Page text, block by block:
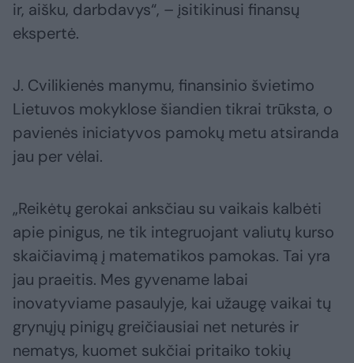
ir, aišku, darbdavys“, – įsitikinusi finansų
ekspertė.
J. Cvilikienės manymu, finansinio švietimo
Lietuvos mokyklose šiandien tikrai trūksta, o
pavienės iniciatyvos pamokų metu atsiranda
jau per vėlai.
„Reikėtų gerokai anksčiau su vaikais kalbėti
apie pinigus, ne tik integruojant valiutų kurso
skaičiavimą į matematikos pamokas. Tai yra
jau praeitis. Mes gyvename labai
inovatyviame pasaulyje, kai užaugę vaikai tų
grynųjų pinigų greičiausiai net neturės ir
nematys, kuomet sukčiai pritaiko tokių